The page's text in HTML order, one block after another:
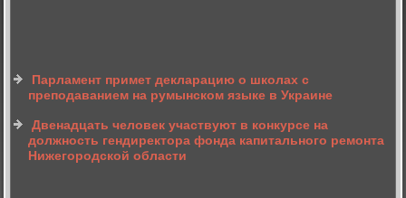
Парламент примет декларацию о школах с
преподаванием на румынском языке в Украине
Двенадцать человек участвуют в конкурсе на
должность гендиректора фонда капитального ремонта
Нижегородской области